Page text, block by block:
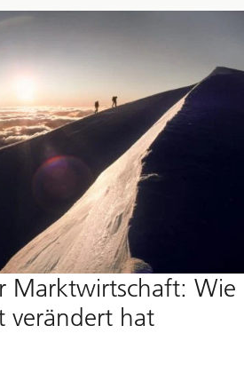
Marktwirtschaft: Wie
verändert hat